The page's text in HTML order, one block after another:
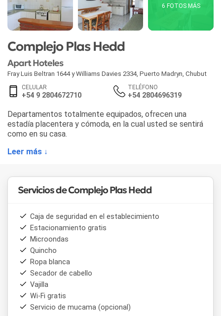
6 FOTOS MÁS
Complejo Plas Hedd
Apart Hoteles
Fray Luis Beltran 1644 y Williams Davies 2334, Puerto Madryn Chubut
CELULAR
+54 9 2804672710
TELÉFONO
+54 2804696319
Departamentos totalmente equipados, ofrecen una
estadía placentera y cómoda, en la cual usted se sentirá
como en su casa.
Leer más ↓
Servicios de Complejo Plas Hedd
Caja de seguridad en el establecimiento
Estacionamiento gratis
Microondas
Quincho
Ropa blanca
Secador de cabello
Vajilla
Wi-Fi gratis
Servicio de mucama (opcional)